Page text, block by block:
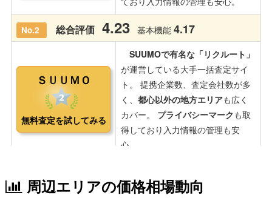
周辺エリアの価格相場動向